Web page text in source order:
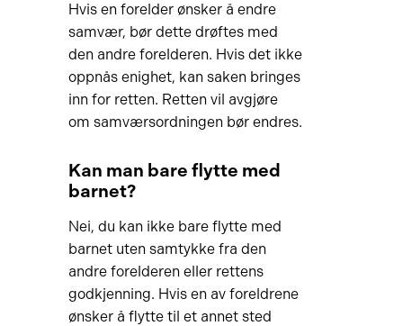
Hvis en forelder ønsker å endre
samvær, bør dette drøftes med
den andre forelderen. Hvis det ikke
oppnås enighet, kan saken bringes
inn for retten. Retten vil avgjøre
om samværsordningen bør endres.
Kan man bare flytte med
barnet?
Nei, du kan ikke bare flytte med
barnet uten samtykke fra den
andre forelderen eller rettens
godkjenning. Hvis en av foreldrene
ønsker å flytte til et annet sted